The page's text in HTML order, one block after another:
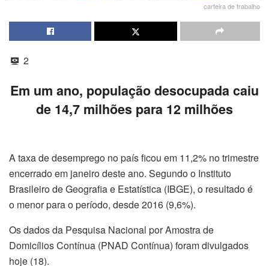
carteira de trabalho
2
Em um ano, população desocupada caiu
de 14,7 milhões para 12 milhões
A taxa de desemprego no país ficou em 11,2% no trimestre
encerrado em janeiro deste ano. Segundo o Instituto
Brasileiro de Geografia e Estatística (IBGE), o resultado é
o menor para o período, desde 2016 (9,6%).
Os dados da Pesquisa Nacional por Amostra de
Domicílios Contínua (PNAD Contínua) foram divulgados
hoje (18).